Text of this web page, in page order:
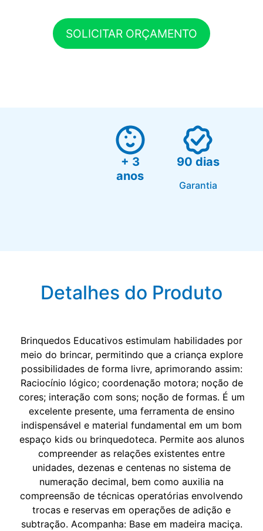
SOLICITAR ORÇAMENTO
+ 3
anos
90 dias
Garantia
Detalhes do Produto
Brinquedos Educativos estimulam habilidades por
meio do brincar, permitindo que a criança explore
possibilidades de forma livre, aprimorando assim:
Raciocínio lógico; coordenação motora; noção de
cores; interação com sons; noção de formas. É um
excelente presente, uma ferramenta de ensino
indispensável e material fundamental em um bom
espaço kids ou brinquedoteca. Permite aos alunos
compreender as relações existentes entre
unidades, dezenas e centenas no sistema de
numeração decimal, bem como auxilia na
compreensão de técnicas operatórias envolvendo
trocas e reservas em operações de adição e
subtração. Acompanha: Base em madeira maciça.